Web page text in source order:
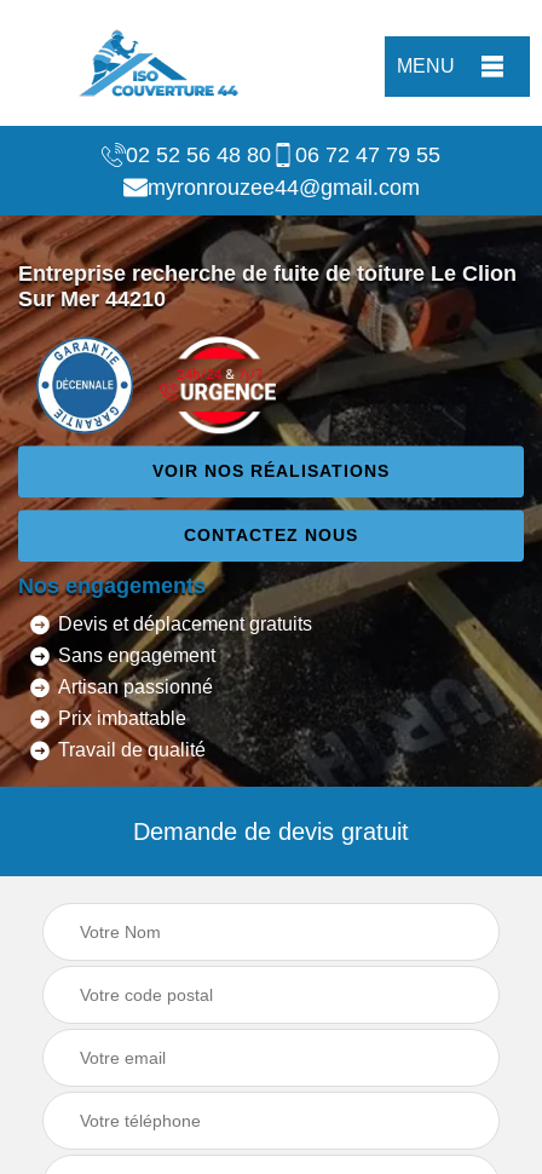
MENU
02 52 56 48 80
06 72 47 79 55
myronrouzee44@gmail.com
Entreprise recherche de fuite de toiture Le Clion
Sur Mer 44210
VOIR NOS RÉALISATIONS
CONTACTEZ NOUS
Nos engagements
Devis et déplacement gratuits
Sans engagement
Artisan passionné
Prix imbattable
Travail de qualité
Demande de devis gratuit